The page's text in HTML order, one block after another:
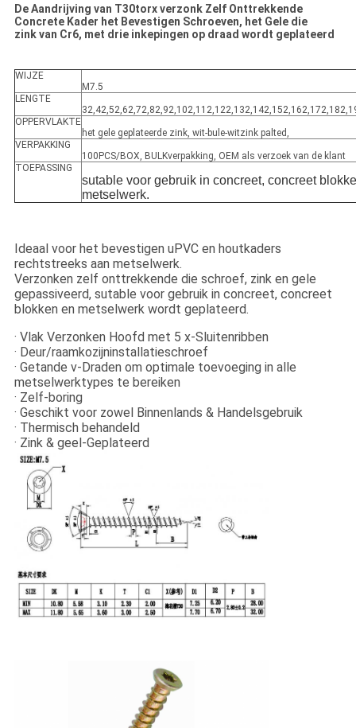
De Aandrijving van T30torx verzonk Zelf Onttrekkende
Concrete Kader het Bevestigen Schroeven, het Gele die
zink van Cr6, met drie inkepingen op draad wordt geplateerd
WIJZE
M7.5
LENGTE
OPPERVLAKTE
het gele geplateerde zink, wit-bule-witzink palted,
VERPAKKING
100PCS/BOX, BULKverpakking, OEM als verzoek van de klant
TOEPASSING
sutable voor gebruik in concreet, concreet
metselwerk.
Ideaal voor het bevestigen uPVC en houtkaders
rechtstreeks aan metselwerk.
Verzonken zelf onttrekkende die schroef, zink en gele
gepassiveerd, sutable voor gebruik in concreet, concreet
blokken en metselwerk wordt geplateerd.
· Vlak Verzonken Hoofd met 5 x-Sluitenribben
· Deur/raamkozijninstallatieschroef
· Getande v-Draden om optimale toevoeging in alle
metselwerktypes te bereiken
· Zelf-boring
· Geschikt voor zowel Binnenlands & Handelsgebruik
· Thermisch behandeld
· Zink & geel-Geplateerd